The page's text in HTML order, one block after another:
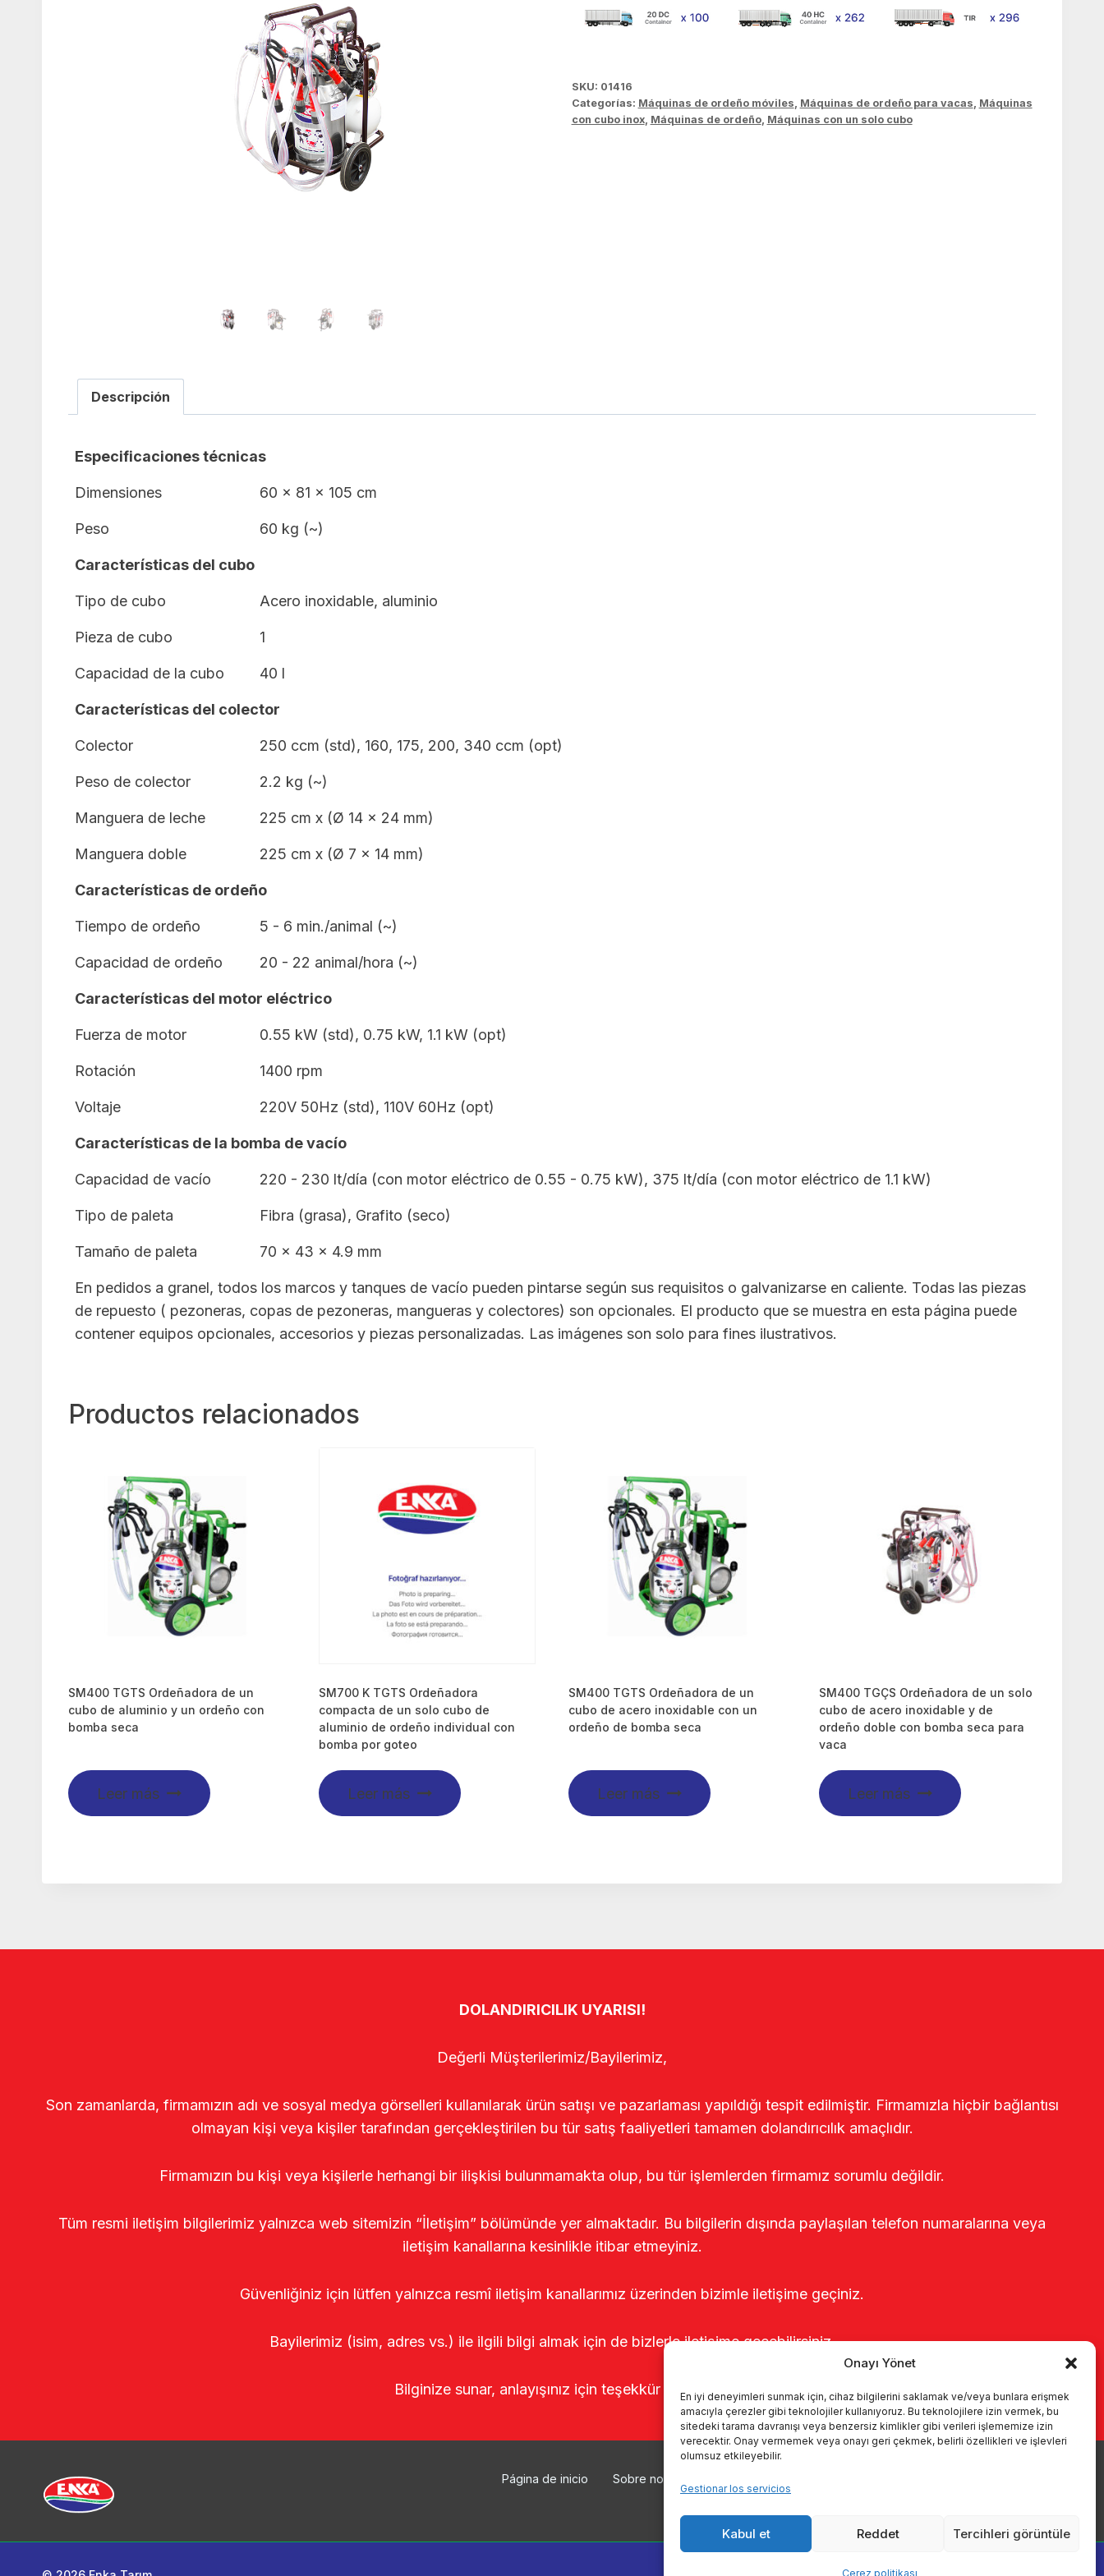
Onayı Yönet
En iyi deneyimleri sunmak için, cihaz bilgilerini saklamak ve/veya bunlara erişmek
amacıyla çerezler gibi teknolojiler kullanıyoruz. Bu teknolojilere izin vermek, bu
sitedeki tarama davranışı veya benzersiz kimlikler gibi verileri işlememize izin
verecektir. Onay vermemek veya onayı geri çekmek, belirli özellikleri ve işlevleri
olumsuz etkileyebilir.
Gestionar los servicios
Kabul et Reddet Tercihleri görüntüle
Çerez politikası
SKU: 01416
Categorías: Máquinas de ordeño móviles, Máquinas de ordeño para vacas, Máquinas
con cubo inox, Máquinas de ordeño, Máquinas con un solo cubo
Descripción
Especificaciones técnicas
Dimensiones 60 x 81 x 105 cm
Peso 60 kg (~)
Características del cubo
Tipo de cubo Acero inoxidable, aluminio
Pieza de cubo 1
Capacidad de la cubo 40 l
Características del colector
Colector 250 ccm (std), 160, 175, 200, 340 ccm (opt)
Peso de colector 2.2 kg (~)
Manguera de leche 225 cm x (Ø 14 x 24 mm)
Manguera doble 225 cm x (Ø 7 x 14 mm)
Características de ordeño
Tiempo de ordeño 5 - 6 min./animal (~)
Capacidad de ordeño 20 - 22 animal/hora (~)
Características del motor eléctrico
Fuerza de motor 0.55 kW (std), 0.75 kW, 1.1 kW (opt)
Rotación 1400 rpm
Voltaje 220V 50Hz (std), 110V 60Hz (opt)
Características de la bomba de vacío
Capacidad de vacío 220 - 230 lt/día (con motor eléctrico de 0.55 - 0.75 kW), 375 lt/día (con motor eléctrico de 1.1 kW)
Tipo de paleta Fibra (grasa), Grafito (seco)
Tamaño de paleta 70 x 43 x 4.9 mm
En pedidos a granel, todos los marcos y tanques de vacío pueden pintarse según sus requisitos o galvanizarse en caliente. Todas las piezas
de repuesto ( pezoneras, copas de pezoneras, mangueras y colectores) son opcionales. El producto que se muestra en esta página puede
contener equipos opcionales, accesorios y piezas personalizadas. Las imágenes son solo para fines ilustrativos.
Productos relacionados
SM400 TGTS Ordeñadora de un
cubo de aluminio y un ordeño con
bomba seca
Leer más
SM700 K TGTS Ordeñadora
compacta de un solo cubo de
aluminio de ordeño individual con
bomba por goteo
Leer más
SM400 TGTS Ordeñadora de un
cubo de acero inoxidable con un
ordeño de bomba seca
Leer más
SM400 TGÇS Ordeñadora de un solo
cubo de acero inoxidable y de
ordeño doble con bomba seca para
vaca
Leer más
DOLANDIRICILIK UYARISI!
Değerli Müşterilerimiz/Bayilerimiz,
Son zamanlarda, firmamızın adı ve sosyal medya görselleri kullanılarak ürün satışı ve pazarlaması yapıldığı tespit edilmiştir. Firmamızla hiçbir bağlantısı
olmayan kişi veya kişiler tarafından gerçekleştirilen bu tür satış faaliyetleri tamamen dolandırıcılık amaçlıdır.
Firmamızın bu kişi veya kişilerle herhangi bir ilişkisi bulunmamakta olup, bu tür işlemlerden firmamız sorumlu değildir.
Tüm resmi iletişim bilgilerimiz yalnızca web sitemizin “İletişim” bölümünde yer almaktadır. Bu bilgilerin dışında paylaşılan telefon numaralarına veya
iletişim kanallarına kesinlikle itibar etmeyiniz.
Güvenliğiniz için lütfen yalnızca resmî iletişim kanallarımız üzerinden bizimle iletişime geçiniz.
Bayilerimiz (isim, adres vs.) ile ilgili bilgi almak için de bizlerle iletişime geçebilirsiniz.
Bilginize sunar, anlayışınız için teşekkür ederiz.
Página de inicio Sobre nosotros